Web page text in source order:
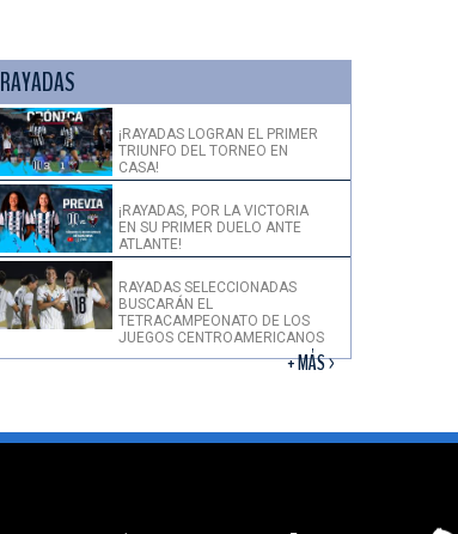
RAYADAS
¡RAYADAS LOGRAN EL PRIMER
TRIUNFO DEL TORNEO EN
CASA!
¡RAYADAS, POR LA VICTORIA
EN SU PRIMER DUELO ANTE
ATLANTE!
RAYADAS SELECCIONADAS
BUSCARÁN EL
TETRACAMPEONATO DE LOS
JUEGOS CENTROAMERICANOS
+ MÁS >